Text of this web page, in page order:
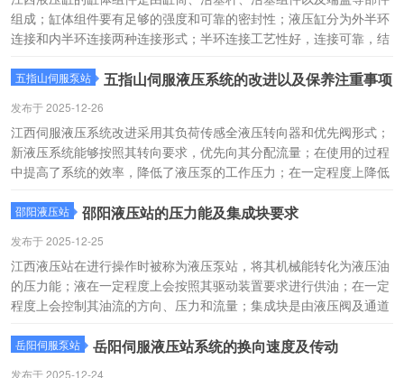
组成；缸体组件要有足够的强度和可靠的密封性；液压缸分为外半环
连接和内半环连接两种连接形式；半环连接工艺性好，连接可靠，结
使用的过程中主要是将液压能转换为机械能。
五指山伺服泵站 五指山伺服液压系统的改进以及保养注重事项
发布于 2025-12-26
江西伺服液压系统改进采用其负荷传感全液压转向器和优先阀形式；
新液压系统能够按照其转向要求，优先向其分配流量；在使用的过程
中提高了系统的效率，降低了液压泵的工作压力；在一定程度上降低
洗净油箱；设备的换油期为6个月。
邵阳液压站 邵阳液压站的压力能及集成块要求
发布于 2025-12-25
江西液压站在进行操作时被称为液压泵站，将其机械能转化为液压油
的压力能；液在一定程度上会按照其驱动装置要求进行供油；在一定
程度上会控制其油流的方向、压力和流量；集成块是由液压阀及通道
动机方向的变换、力量的大小及速度的快慢，推动各种液压机械做
岳阳伺服泵站 岳阳伺服液压站系统的换向速度及传动
发布于 2025-12-24